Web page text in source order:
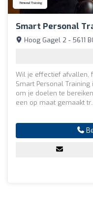
Smart Personal
Hoog Gagel 2 - 5611
Wil je effectief afvallen,
Smart Personal
om je doelen te
een op maat gemaakt